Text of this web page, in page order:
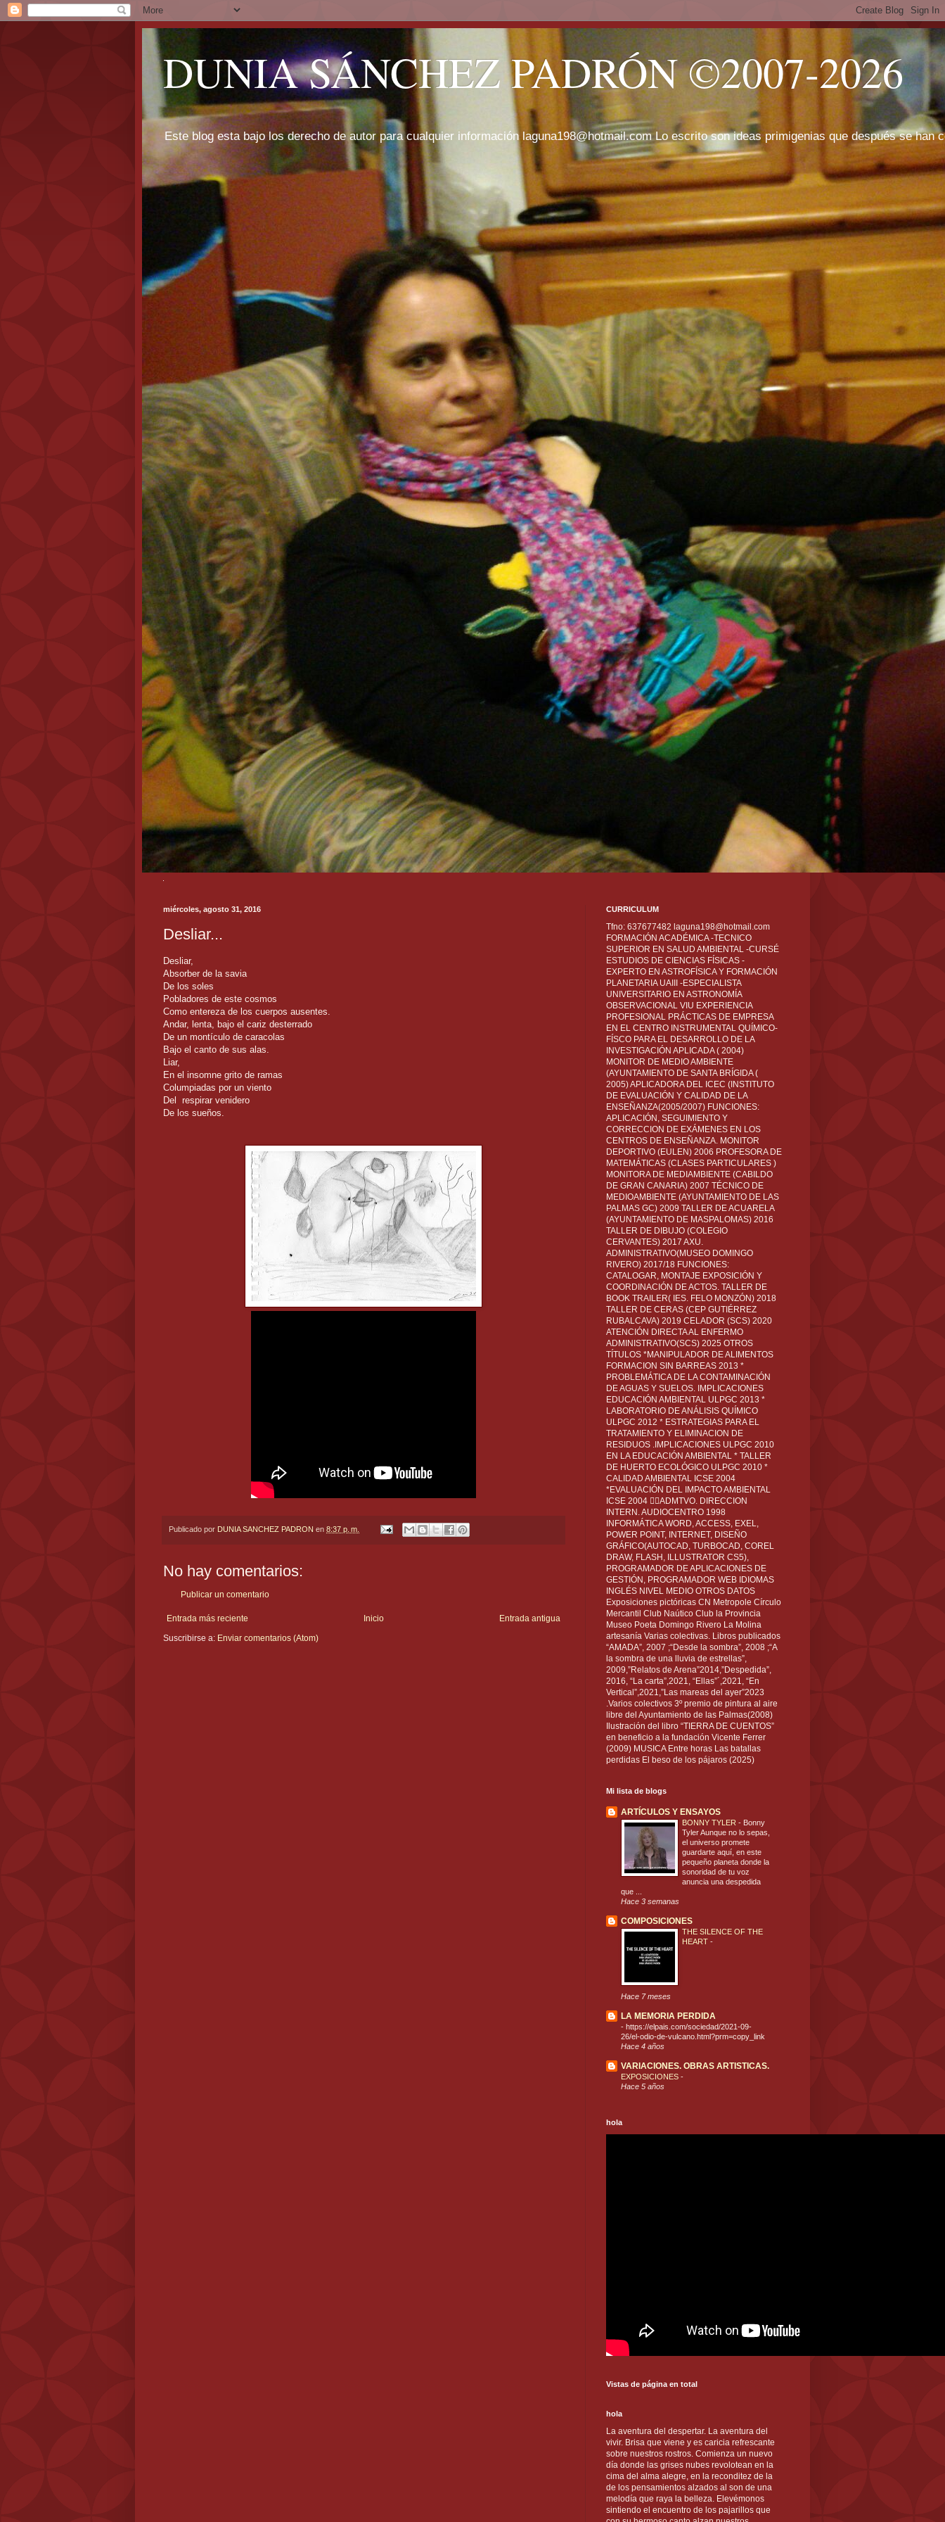
DUNIA SÁNCHEZ PADRÓN ©2007-2026
Este blog esta bajo los derecho de autor para cualquier información laguna198@hotmail.com Lo escrito son ideas primigenias que después se han
miércoles, agosto 31, 2016
Desliar...
Desliar,
Absorber de la savia
De los soles
Pobladores de este cosmos
Como entereza de los cuerpos ausentes.
Andar, lenta, bajo el cariz desterrado
De un montículo de caracolas
Bajo el canto de sus alas.
Liar,
En el insomne grito de ramas
Columpiadas por un viento
Del respirar venidero
De los sueños.
Publicado por DUNIA SANCHEZ PADRON en 8:37 p. m.
No hay comentarios:
Publicar un comentario
Entrada más reciente Entrada antigua
Inicio
Suscribirse a: Enviar comentarios (Atom)
CURRICULUM
Tfno: 637677482 laguna198@hotmail.com
FORMACIÓN ACADÉMICA -TECNICO
SUPERIOR EN SALUD AMBIENTAL -CURSÉ
ESTUDIOS DE CIENCIAS FÍSICAS -
EXPERTO EN ASTROFÍSICA Y FORMACIÓN
PLANETARIA UAIII -ESPECIALISTA
UNIVERSITARIO EN ASTRONOMÍA
OBSERVACIONAL VIU EXPERIENCIA
PROFESIONAL PRÁCTICAS DE EMPRESA
EN EL CENTRO INSTRUMENTAL QUÍMICO-
FÍSCO PARA EL DESARROLLO DE LA
INVESTIGACIÓN APLICADA ( 2004)
MONITOR DE MEDIO AMBIENTE
(AYUNTAMIENTO DE SANTA BRÍGIDA (
2005) APLICADORA DEL ICEC (INSTITUTO
DE EVALUACIÓN Y CALIDAD DE LA
ENSEÑANZA(2005/2007) FUNCIONES:
APLICACIÓN, SEGUIMIENTO Y
CORRECCION DE EXÁMENES EN LOS
CENTROS DE ENSEÑANZA. MONITOR
DEPORTIVO (EULEN) 2006 PROFESORA DE
MATEMÁTICAS (CLASES PARTICULARES )
MONITORA DE MEDIAMBIENTE (CABILDO
DE GRAN CANARIA) 2007 TÉCNICO DE
MEDIOAMBIENTE (AYUNTAMIENTO DE LAS
PALMAS GC) 2009 TALLER DE ACUARELA
(AYUNTAMIENTO DE MASPALOMAS) 2016
TALLER DE DIBUJO (COLEGIO
CERVANTES) 2017 AXU.
ADMINISTRATIVO(MUSEO DOMINGO
RIVERO) 2017/18 FUNCIONES:
CATALOGAR, MONTAJE EXPOSICIÓN Y
COORDINACIÓN DE ACTOS. TALLER DE
BOOK TRAILER( IES. FELO MONZÓN) 2018
TALLER DE CERAS (CEP GUTIÉRREZ
RUBALCAVA) 2019 CELADOR (SCS) 2020
ATENCIÓN DIRECTA AL ENFERMO
ADMINISTRATIVO(SCS) 2025 OTROS
TÍTULOS *MANIPULADOR DE ALIMENTOS
FORMACION SIN BARREAS 2013 *
PROBLEMÁTICA DE LA CONTAMINACIÓN
DE AGUAS Y SUELOS. IMPLICACIONES
EDUCACIÓN AMBIENTAL ULPGC 2013 *
LABORATORIO DE ANÁLISIS QUÍMICO
ULPGC 2012 * ESTRATEGIAS PARA EL
TRATAMIENTO Y ELIMINACION DE
RESIDUOS .IMPLICACIONES ULPGC 2010
EN LA EDUCACIÓN AMBIENTAL * TALLER
DE HUERTO ECOLÓGICO ULPGC 2010 *
CALIDAD AMBIENTAL ICSE 2004
*EVALUACIÓN DEL IMPACTO AMBIENTAL
ICSE 2004 ADMTVO. DIRECCION
INTERN. AUDIOCENTRO 1998
INFORMÁTICA WORD, ACCESS, EXEL,
POWER POINT, INTERNET, DISEÑO
GRÁFICO(AUTOCAD, TURBOCAD, COREL
DRAW, FLASH, ILLUSTRATOR CS5),
PROGRAMADOR DE APLICACIONES DE
GESTIÓN, PROGRAMADOR WEB IDIOMAS
INGLÉS NIVEL MEDIO OTROS DATOS
Exposiciones pictóricas CN Metropole Círculo
Mercantil Club Naútico Club la Provincia
Museo Poeta Domingo Rivero La Molina
artesanía Varias colectivas. Libros publicados
“AMADA”, 2007 ;“Desde la sombra”, 2008 ;“A
la sombra de una lluvia de estrellas”,
2009,”Relatos de Arena”2014,”Despedida”,
2016, “La carta”,2021, “Ellas”´,2021, “En
Vertical”,2021,”Las mareas del ayer”2023
.Varios colectivos 3º premio de pintura al aire
libre del Ayuntamiento de las Palmas(2008)
Ilustración del libro “TIERRA DE CUENTOS”
en beneficio a la fundación Vicente Ferrer
(2009) MUSICA Entre horas Las batallas
perdidas El beso de los pájaros (2025)
Mi lista de blogs
ARTÍCULOS Y ENSAYOS
BONNY TYLER - Bonny
Tyler Aunque no lo sepas,
el universo promete
guardarte aquí, en este
pequeño planeta donde la
sonoridad de tu voz
anuncia una despedida
que ...
Hace 3 semanas
COMPOSICIONES
THE SILENCE OF THE
HEART -
Hace 7 meses
LA MEMORIA PERDIDA
- https://elpais.com/sociedad/2021-09-
26/el-odio-de-vulcano.html?prm=copy_link
Hace 4 años
VARIACIONES. OBRAS ARTISTICAS.
EXPOSICIONES -
Hace 5 años
hola
Vistas de página en total
hola
La aventura del despertar. La aventura del
vivir. Brisa que viene y es caricia refrescante
sobre nuestros rostros. Comienza un nuevo
día donde las grises nubes revolotean en la
cima del alma alegre, en la reconditez de la
de los pensamientos alzados al son de una
melodía que raya la belleza. Elevémonos
sintiendo el encuentro de los pajarillos que